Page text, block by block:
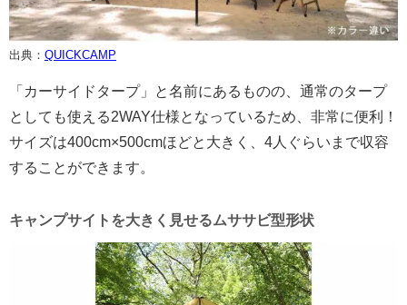
出典： QUICKCAMP
「カーサイドタープ」と名前にあるものの、通常のタープ
としても使える2WAY仕様となっているため、非常に便利！
サイズは400cm×500cmほどと大きく、4人ぐらいまで収容
することができます。
キャンプサイトを大きく見せるムササビ型形状